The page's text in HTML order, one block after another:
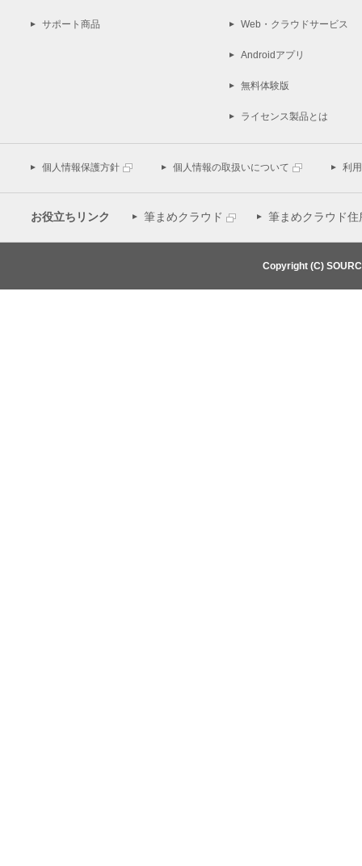
サポート商品 Web・クラウドサービス
Androidアプリ
無料体験版
ライセンス製品とは
個人情報保護方針 個人情報の取扱いについて 利
お役立ちリンク 筆まめクラウド 筆まめクラウド住
Copyright (C)